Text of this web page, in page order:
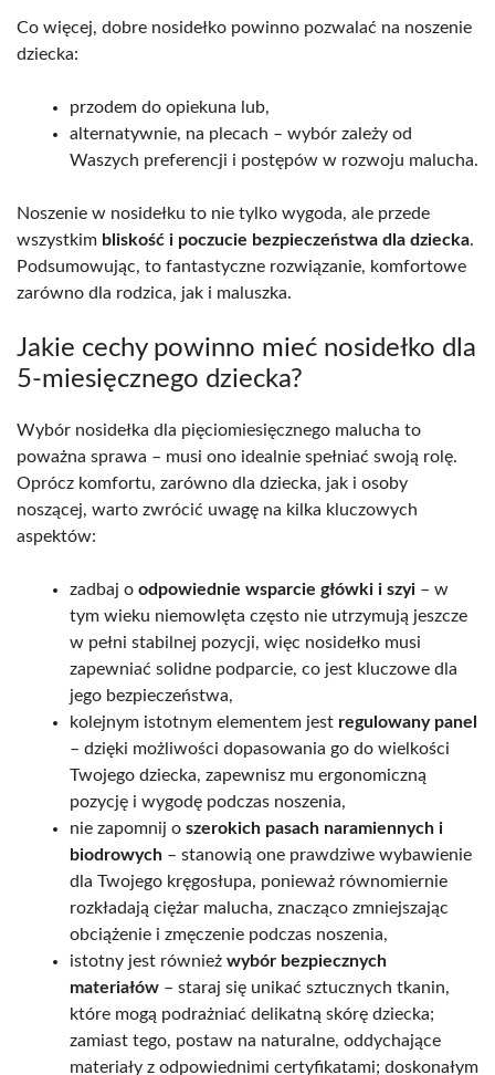
Co więcej, dobre nosidełko powinno pozwalać na noszenie
dziecka:
przodem do opiekuna lub,
alternatywnie, na plecach – wybór zależy od
Waszych preferencji i postępów w rozwoju malucha.
Noszenie w nosidełku to nie tylko wygoda, ale przede
wszystkim bliskość i poczucie bezpieczeństwa dla dziecka.
Podsumowując, to fantastyczne rozwiązanie, komfortowe
zarówno dla rodzica, jak i maluszka.
Jakie cechy powinno mieć nosidełko dla
5-miesięcznego dziecka?
Wybór nosidełka dla pięciomiesięcznego malucha to
poważna sprawa – musi ono idealnie spełniać swoją rolę.
Oprócz komfortu, zarówno dla dziecka, jak i osoby
noszącej, warto zwrócić uwagę na kilka kluczowych
aspektów:
zadbaj o odpowiednie wsparcie główki i szyi – w
tym wieku niemowlęta często nie utrzymują jeszcze
w pełni stabilnej pozycji, więc nosidełko musi
zapewniać solidne podparcie, co jest kluczowe dla
jego bezpieczeństwa,
kolejnym istotnym elementem jest regulowany panel
– dzięki możliwości dopasowania go do wielkości
Twojego dziecka, zapewnisz mu ergonomiczną
pozycję i wygodę podczas noszenia,
nie zapomnij o szerokich pasach naramiennych i
biodrowych – stanowią one prawdziwe wybawienie
dla Twojego kręgosłupa, ponieważ równomiernie
rozkładają ciężar malucha, znacząco zmniejszając
obciążenie i zmęczenie podczas noszenia,
istotny jest również wybór bezpiecznych
materiałów – staraj się unikać sztucznych tkanin,
które mogą podrażniać delikatną skórę dziecka;
zamiast tego, postaw na naturalne, oddychające
materiały z odpowiednimi certyfikatami; doskonałym